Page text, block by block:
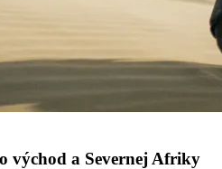
východ a Severnej Afriky